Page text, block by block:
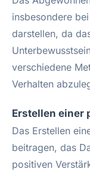
insbesondere
darstellen, da
verschiedene
Verhalten
Erstellen einer
Das Erstellen
beitragen, das
positiven